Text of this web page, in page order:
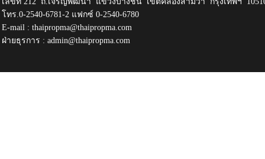
โทร.0-2540-6781-2 แฟกซ์ 0-2540-6780
E-mail : thaipropma@thaipropma.com
ฝ่ายธุรการ : admin@thaipropma.com